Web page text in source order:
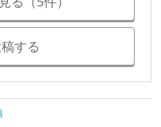
する